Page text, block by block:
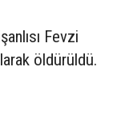
Fevzi
öldürüldü.